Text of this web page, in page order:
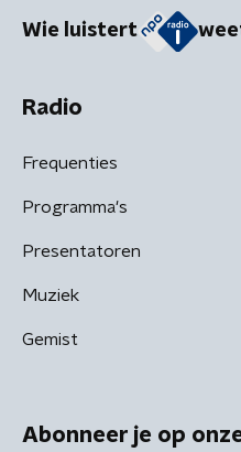
Wie luistert
Radio
Frequenties
Programma's
Presentatoren
Muziek
Gemist
Abonneer je op